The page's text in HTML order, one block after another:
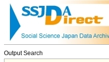
Output Search